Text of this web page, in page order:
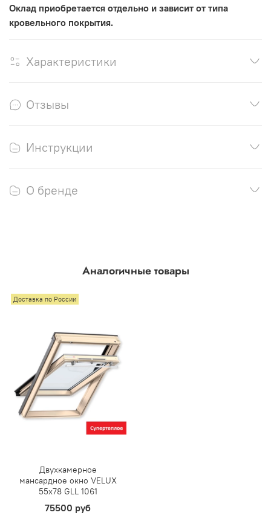
Оклад приобретается отдельно и зависит от типа
кровельного покрытия.
Характеристики
Отзывы
Инструкции
О бренде
Аналогичные товары
Доставка по России
Двухкамерное
мансардное окно VELUX
55х78 GLL 1061
75500 руб